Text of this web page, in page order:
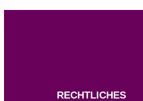
RECHTLICHES